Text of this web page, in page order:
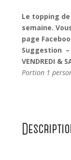
Le topping
semaine.
page
Suggestion –
VENDREDI &
Portion 1